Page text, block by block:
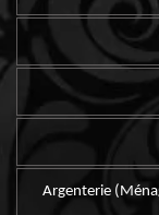
Argenterie